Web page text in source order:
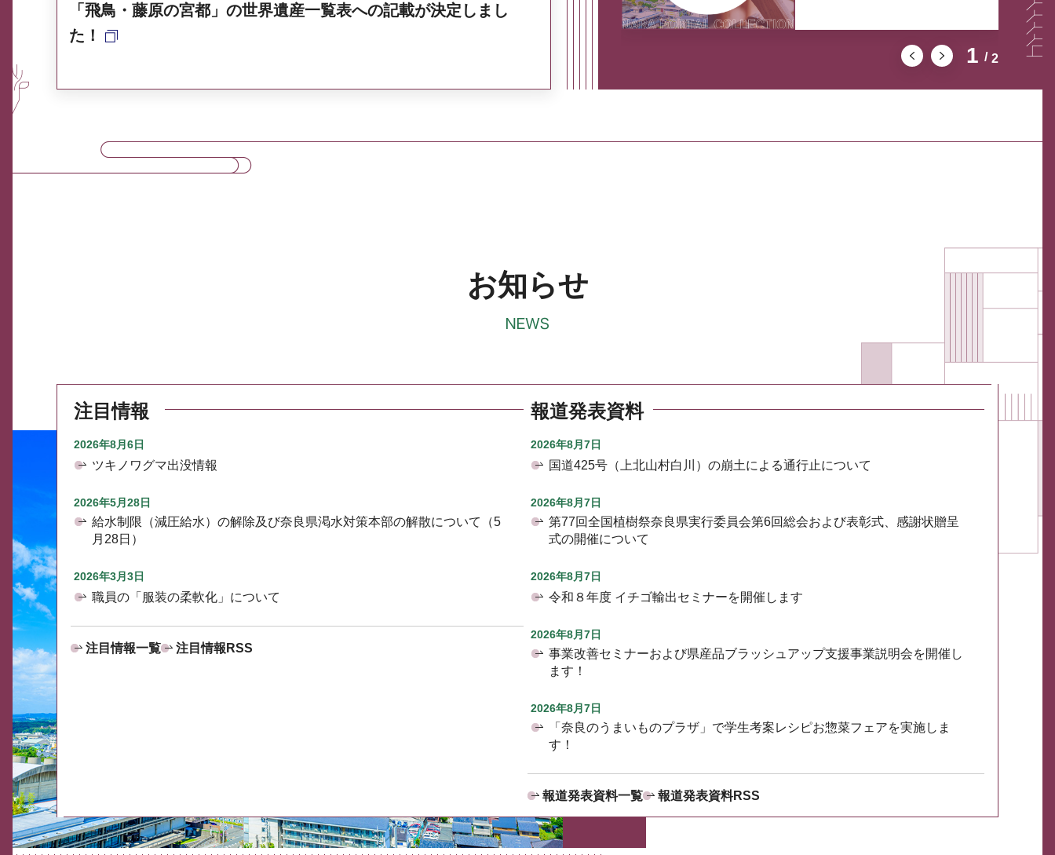
「飛鳥・藤原の宮都」の世界遺産一覧表への記載が決定しまし
た！
1 2
お知らせ
注目情報
2026年8月6日
ツキノワグマ出没情報
2026年5月28日
給水制限（減圧給水）の解除及び奈良県渇水対策本部の解散について（5
月28日）
2026年3月3日
職員の「服装の柔軟化」について
注目情報一覧 注目情報RSS
報道発表資料
2026年8月7日
国道425号（上北山村白川）の崩土による通行止について
2026年8月7日
第77回全国植樹祭奈良県実行委員会第6回総会および表彰式、感謝状贈呈
式の開催について
2026年8月7日
令和８年度 イチゴ輸出セミナーを開催します
2026年8月7日
事業改善セミナーおよび県産品ブラッシュアップ支援事業説明会を開催し
ます！
2026年8月7日
「奈良のうまいものプラザ」で学生考案レシピお惣菜フェアを実施しま
す！
報道発表資料一覧 報道発表資料RSS